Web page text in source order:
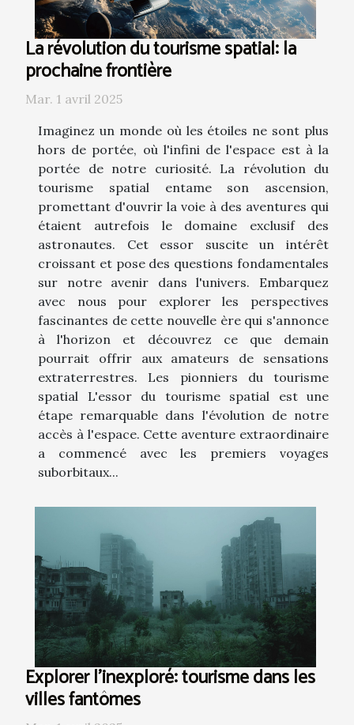
La révolution du tourisme spatial: la
prochaine frontière
Mar. 1 avril 2025
Imaginez un monde où les étoiles ne sont plus
hors de portée, où l'infini de l'espace est à la
portée de notre curiosité. La révolution du
tourisme spatial entame son ascension,
promettant d'ouvrir la voie à des aventures qui
étaient autrefois le domaine exclusif des
astronautes. Cet essor suscite un intérêt
croissant et pose des questions fondamentales
sur notre avenir dans l'univers. Embarquez
avec nous pour explorer les perspectives
fascinantes de cette nouvelle ère qui s'annonce
à l'horizon et découvrez ce que demain
pourrait offrir aux amateurs de sensations
extraterrestres. Les pionniers du tourisme
spatial L'essor du tourisme spatial est une
étape remarquable dans l'évolution de notre
accès à l'espace. Cette aventure extraordinaire
a commencé avec les premiers voyages
suborbitaux...
Explorer l'inexploré: tourisme dans les
villes fantômes